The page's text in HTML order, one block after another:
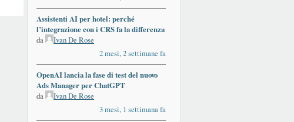
Assistenti AI per hotel: perché
l’integrazione con i CRS fa la differenza
da
Ivan De Rose
2 mesi, 2 settimane fa
OpenAI lancia la fase di test del nuovo
Ads Manager per ChatGPT
da
Ivan De Rose
3 mesi, 1 settimana fa